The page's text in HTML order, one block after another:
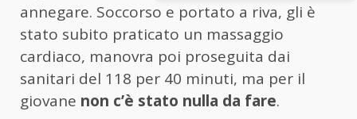
annegare. Soccorso e portato a riva, gli è
stato subito praticato un massaggio
cardiaco, manovra poi proseguita dai
sanitari del 118 per 40 minuti, ma per il
giovane non c’è stato nulla da fare.